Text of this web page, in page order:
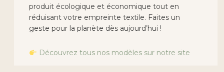
produit écologique et économique tout en
réduisant votre empreinte textile. Faites un
geste pour la planète dès aujourd’hui !
Découvrez tous nos modèles sur notre site